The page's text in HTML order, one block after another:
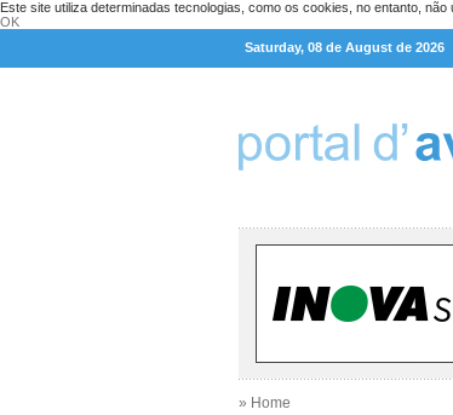
Este site utiliza determinadas tecnologias, como os cookies, no entanto,
OK
Saturday, 08 de August de 2026
» Home